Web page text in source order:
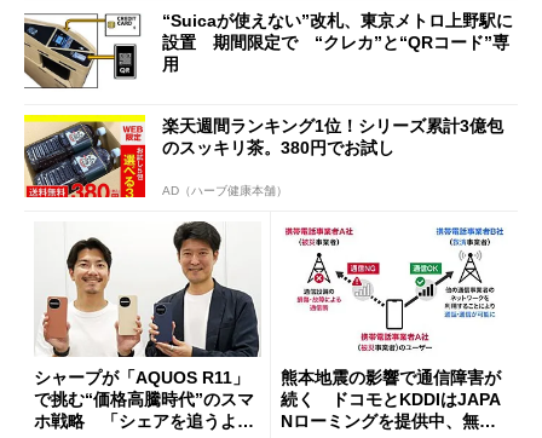
“Suicaが使えない”改札、東京メトロ上野駅に
設置 期間限定で “クレカ”と“QRコード”専
用
楽天週間ランキング1位！シリーズ累計3億包
のスッキリ茶。380円でお試し
AD（ハーブ健康本舗）
シャープが「AQUOS R11」
で挑む“価格高騰時代”のスマ
ホ戦略 「シェアを追うより
熊本地震の影響で通信障害が
続く ドコモとKDDIはJAPA
Nローミングを提供中、無料